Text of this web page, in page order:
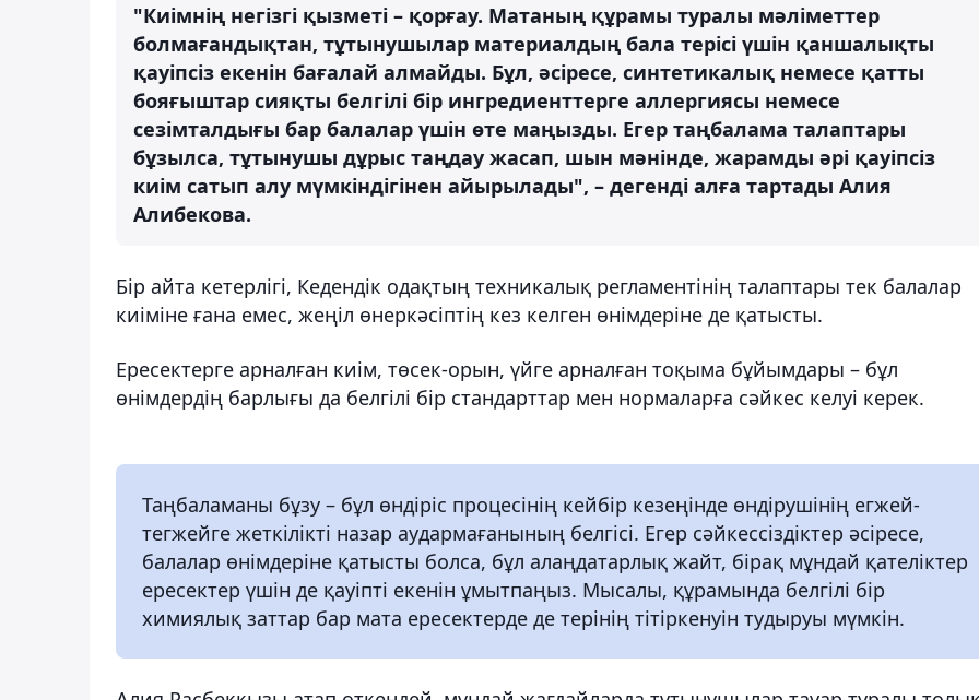
"Киімнің негізгі қызметі – қорғау. Матаның құрамы туралы мәліметтер
болмағандықтан, тұтынушылар материалдың бала терісі үшін қаншалықты
қауіпсіз екенін бағалай алмайды. Бұл, әсіресе, синтетикалық немесе қатты
бояғыштар сияқты белгілі бір ингредиенттерге аллергиясы немесе
сезімталдығы бар балалар үшін өте маңызды. Егер таңбалама талаптары
бұзылса, тұтынушы дұрыс таңдау жасап, шын мәнінде, жарамды әрі қауіпсіз
киім сатып алу мүмкіндігінен айырылады", – дегенді алға тартады Алия
Алибекова.
Бір айта кетерлігі, Кедендік одақтың техникалық регламентінің талаптары тек балалар
киіміне ғана емес, жеңіл өнеркәсіптің кез келген өнімдеріне де қатысты.
Ересектерге арналған киім, төсек-орын, үйге арналған тоқыма бұйымдары – бұл
өнімдердің барлығы да белгілі бір стандарттар мен нормаларға сәйкес келуі керек.
Таңбаламаны бұзу – бұл өндіріс процесінің кейбір кезеңінде өндірушінің егжей-
тегжейге жеткілікті назар аудармағанының белгісі. Егер сәйкессіздіктер әсіресе,
балалар өнімдеріне қатысты болса, бұл алаңдатарлық жайт, бірақ мұндай қателіктер
ересектер үшін де қауіпті екенін ұмытпаңыз. Мысалы, құрамында белгілі бір
химиялық заттар бар мата ересектерде де терінің тітіркенуін тудыруы мүмкін.